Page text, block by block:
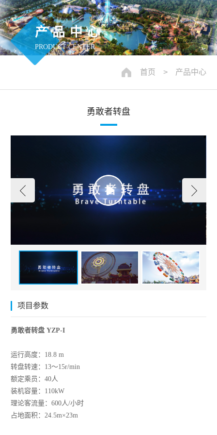
产品中心
PRODUCT CENTER
首页 > 产品中心
勇敢者转盘
项目参数
勇敢者转盘 YZP-I
运行高度：18.8 m
转盘转速：13～15r/min
额定乘员：40人
装机容量：110kW
理论客流量：600人/小时
占地面积：24.5m×23m